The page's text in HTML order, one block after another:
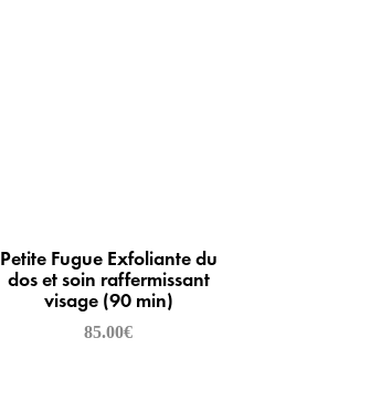
Petite Fugue Exfoliante du
dos et soin raffermissant
visage (90 min)
85.00€